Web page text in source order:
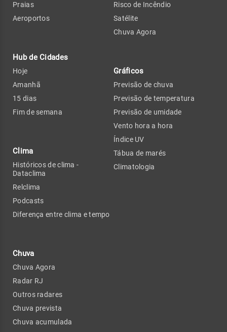
Praias
Aeroportos
Hub de Cidades
Hoje
Amanhã
15 dias
Fim de semana
Clima
Históricos de clima -
Dataclima
Relclima
Podcasts
Diferença entre clima e tempo
Chuva
Chuva Agora
Radar RJ
Outros radares
Chuva prevista
Chuva acumulada
Risco de Incêndio
Satélite
Chuva Agora
Gráficos
Previsão de chuva
Previsão de temperatura
Previsão de umidade
Vento hora a hora
Índice UV
Tábua de marés
Climatologia